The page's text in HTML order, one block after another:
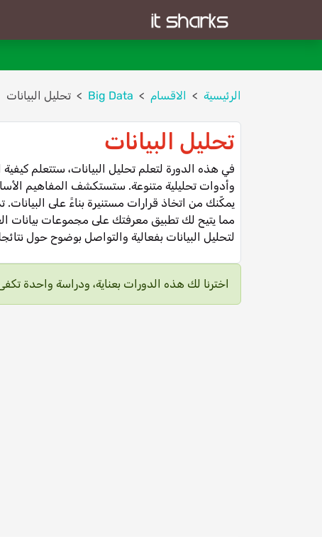
الرئيسية الاقسام Big Data تحليل البيانات
تحليل البيانات
في هذه الدورة لتعلم تحليل البيانات، ستتعلم
وأدوات تحليلية متنوعة. ستستكشف المفاهيم
يمكّنك من اتخاذ قرارات مستنيرة بناءً على
مما يتيح لك تطبيق معرفتك على مجموعات بيانات
لتحليل البيانات بفعالية والتواصل بوضوح حول
اخترنا لك هذه الدورات بعناية، ودراسة واحدة